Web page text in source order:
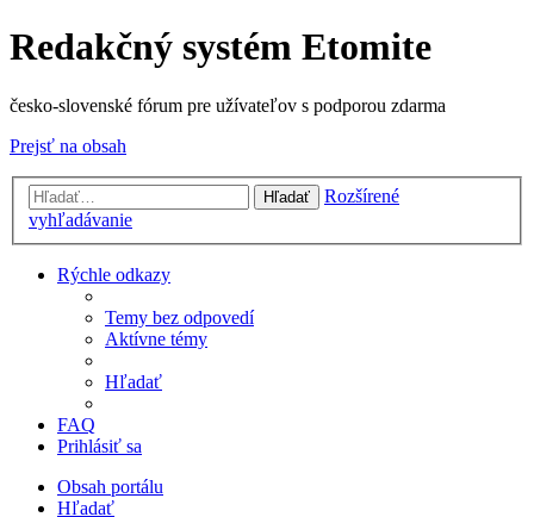
Redakčný systém Etomite
česko-slovenské fórum pre užívateľov s podporou zdarma
Prejsť na obsah
Hľadať
Rozšírené
vyhľadávanie
Rýchle odkazy
Temy bez odpovedí
Aktívne témy
Hľadať
FAQ
Prihlásiť sa
Obsah portálu
Hľadať